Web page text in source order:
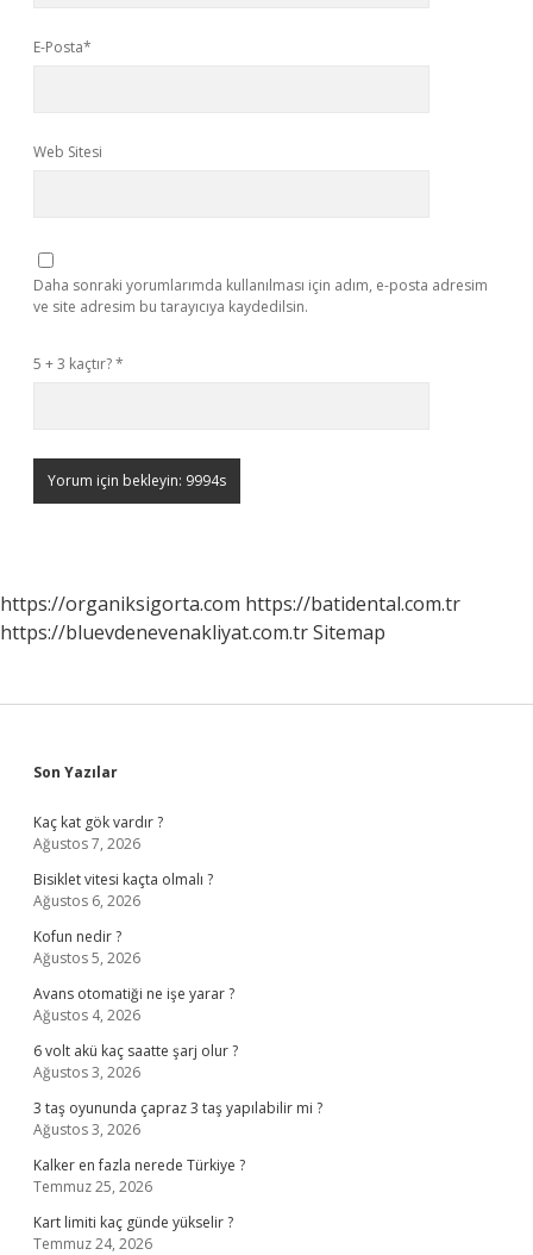
E-Posta*
Web Sitesi
Daha sonraki yorumlarımda kullanılması için adım, e-posta adresim
ve site adresim bu tarayıcıya kaydedilsin.
5 + 3 kaçtır?*
https://organiksigorta.com https://batidental.com.tr
https://bluevdenevenakliyat.com.trSitemap
Sidebar
Son Yazılar
Kaç kat gök vardır ?
Ağustos 7, 2026
Bisiklet vitesi kaçta olmalı ?
Ağustos 6, 2026
Kofun nedir ?
Ağustos 5, 2026
Avans otomatiği ne işe yarar ?
Ağustos 4, 2026
6 volt akü kaç saatte şarj olur ?
Ağustos 3, 2026
3 taş oyununda çapraz 3 taş yapılabilir mi ?
Ağustos 3, 2026
Kalker en fazla nerede Türkiye ?
Temmuz 25, 2026
Kart limiti kaç günde yükselir ?
Temmuz 24, 2026